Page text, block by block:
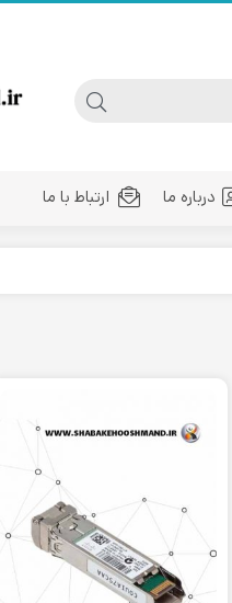
درباره ما ارتباط با ما